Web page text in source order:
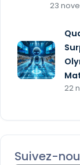
23
22
Suivez-